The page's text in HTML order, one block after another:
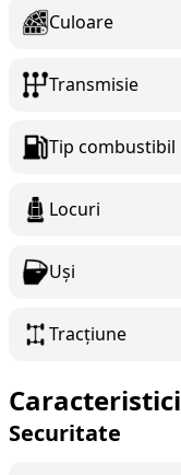
Culoare
Transmisie
Tip combustibil
Locuri
Uși
Tracțiune
Caracteristici
Securitate